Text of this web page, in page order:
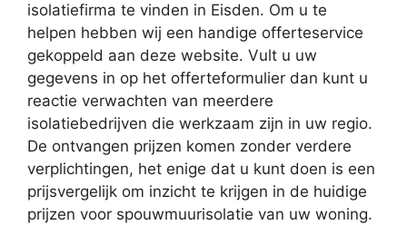
isolatiefirma te vinden in Eisden. Om u te
helpen hebben wij een handige offerteservice
gekoppeld aan deze website. Vult u uw
gegevens in op het offerteformulier dan kunt u
reactie verwachten van meerdere
isolatiebedrijven die werkzaam zijn in uw regio.
De ontvangen prijzen komen zonder verdere
verplichtingen, het enige dat u kunt doen is een
prijsvergelijk om inzicht te krijgen in de huidige
prijzen voor spouwmuurisolatie van uw woning.